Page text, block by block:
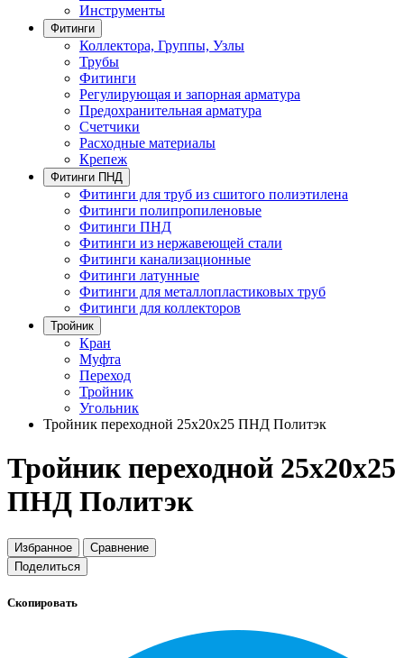
Инструменты
Фитинги
Коллектора, Группы, Узлы
Трубы
Фитинги
Регулирующая и запорная арматура
Предохранительная арматура
Счетчики
Расходные материалы
Крепеж
Фитинги ПНД
Фитинги для труб из сшитого полиэтилена
Фитинги полипропиленовые
Фитинги ПНД
Фитинги из нержавеющей стали
Фитинги канализационные
Фитинги латунные
Фитинги для металлопластиковых труб
Фитинги для коллекторов
Тройник
Кран
Муфта
Переход
Тройник
Угольник
Тройник переходной 25x20x25 ПНД Политэк
Тройник переходной 25x20x25
ПНД Политэк
Избранное
Сравнение
Поделиться
Скопировать